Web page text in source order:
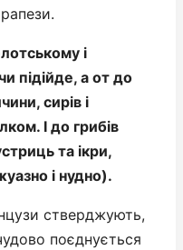
і
підійде, а от до
сирів і
І до грибів
та ікри,
і нудно).
стверджують,
поєднується